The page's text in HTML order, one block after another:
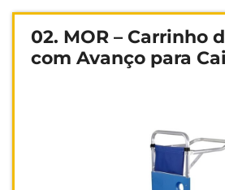
02. MOR – Carrinho
com Avanço para